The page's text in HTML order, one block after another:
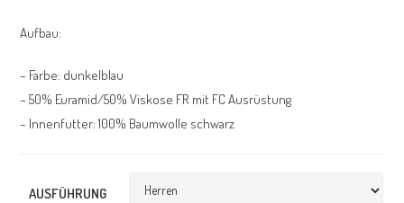
Aufbau:
– Farbe: dunkelblau
– 50% Euramid/50% Viskose FR mit FC Ausrüstung
– Innenfutter: 100% Baumwolle schwarz
AUSFÜHRUNG